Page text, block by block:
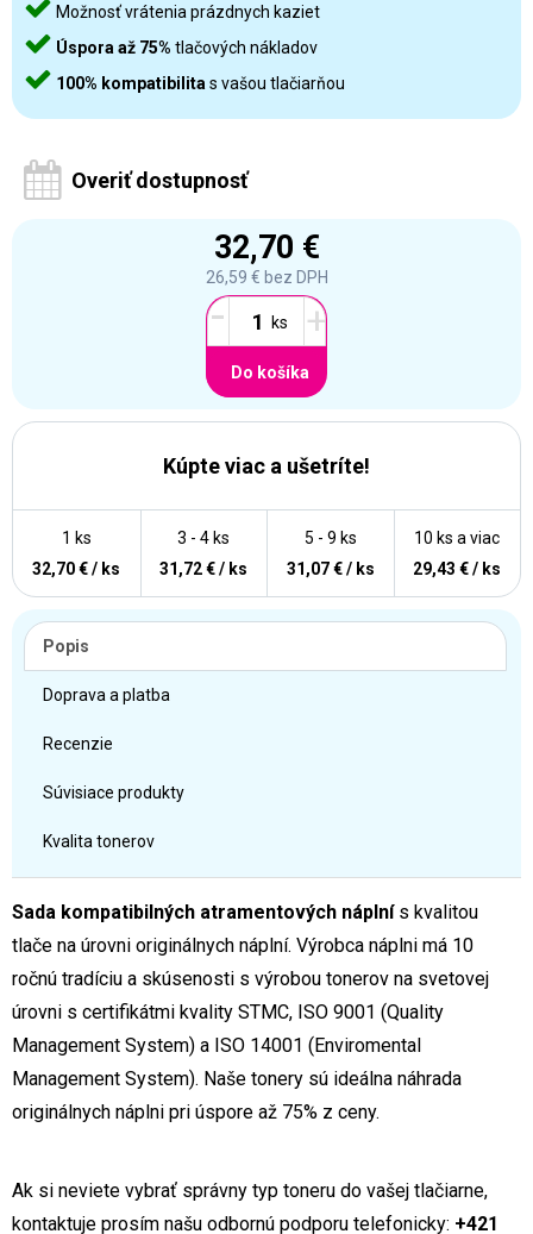
Možnosť vrátenia prázdnych kaziet
Úspora až 75% tlačových nákladov
100% kompatibilita s vašou tlačiarňou
Overiť dostupnosť
32,70 €
26,59 € bez DPH
- +
Do košíka
Kúpte viac a ušetríte!
10 ks a viac
29,43 € / ks
5 - 9 ks
31,07 € / ks
3 - 4 ks
31,72 € / ks
1 ks
32,70 € / ks
Popis
Doprava a platba
Recenzie
Súvisiace produkty
Kvalita tonerov
Sada kompatibilných atramentových náplnís kvalitou
tlače na úrovni originálnych náplní. Výrobca náplni má 10
ročnú tradíciu a skúsenosti s výrobou tonerov na svetovej
úrovni s certifikátmi kvality STMC, ISO 9001 (Quality
Management System) a ISO 14001 (Enviromental
Management System). Naše tonery sú ideálna náhrada
originálnych náplni pri úspore až 75% z ceny.
Ak si neviete vybrať správny typ toneru do vašej tlačiarne,
kontaktuje prosím našu odbornú podporu telefonicky: +421